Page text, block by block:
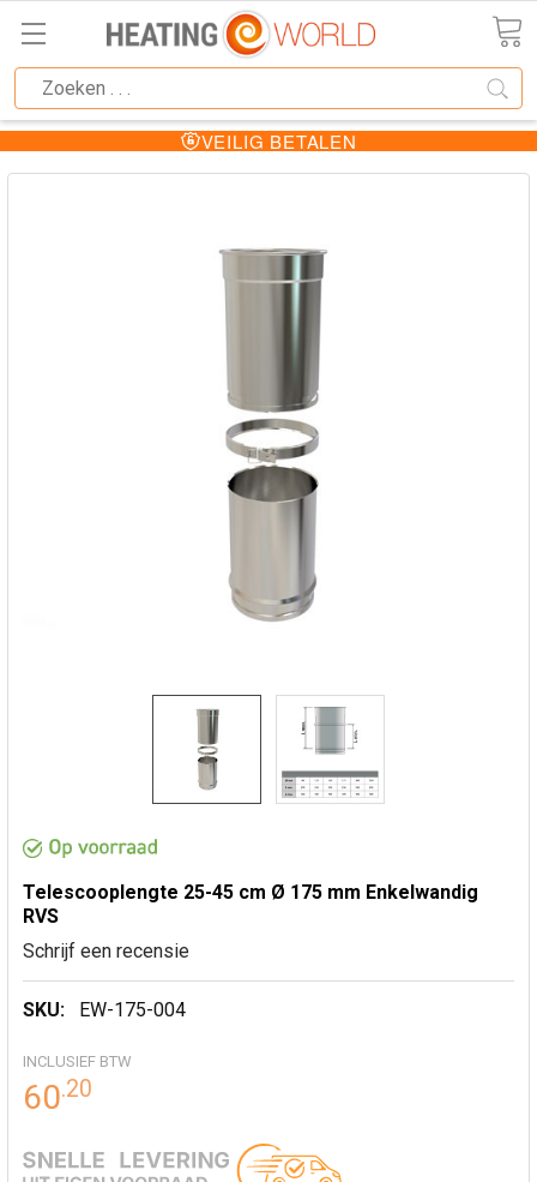
VEILIG BETALEN
Telescooplengte 25-45 cm Ø 175 mm Enkelwandig
RVS
Schrijf een recensie
SKU: EW-175-004
INCLUSIEF BTW
60.20